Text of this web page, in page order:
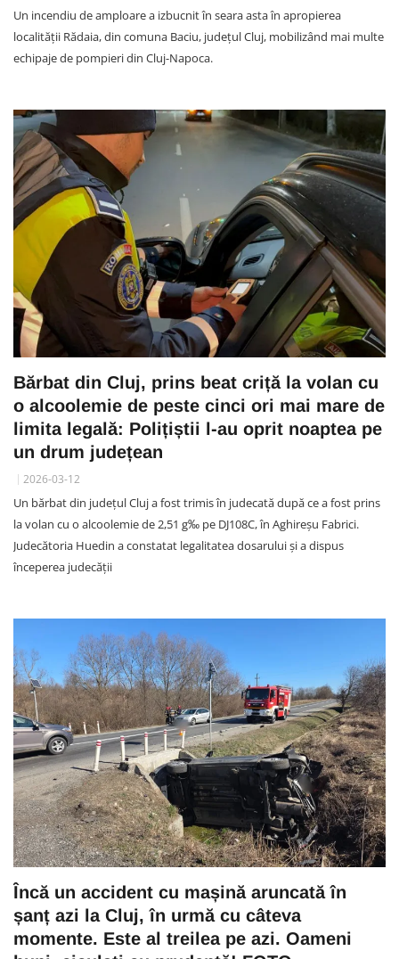
Un incendiu de amploare a izbucnit în seara asta în apropierea
localității Rădaia, din comuna Baciu, județul Cluj, mobilizând mai multe
echipaje de pompieri din Cluj-Napoca.
Bărbat din Cluj, prins beat criță la volan cu
o alcoolemie de peste cinci ori mai mare de
limita legală: Polițiștii l-au oprit noaptea pe
un drum județean
2026-03-12
Un bărbat din județul Cluj a fost trimis în judecată după ce a fost prins
la volan cu o alcoolemie de 2,51 g‰ pe DJ108C, în Aghireșu Fabrici.
Judecătoria Huedin a constatat legalitatea dosarului și a dispus
începerea judecății
Încă un accident cu mașină aruncată în
șanț azi la Cluj, în urmă cu câteva
momente. Este al treilea pe azi. Oameni